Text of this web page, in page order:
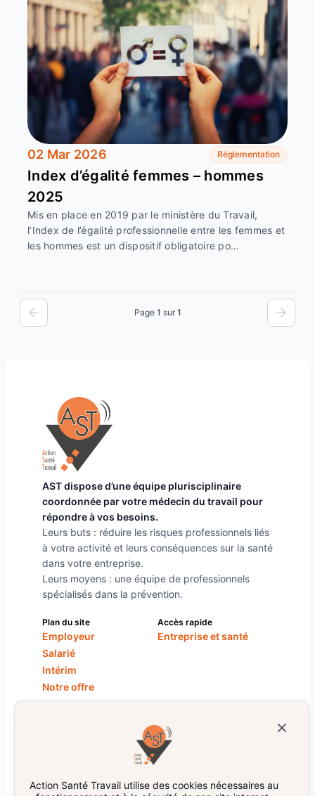
02 Mar 2026 Réglementation
Index d’égalité femmes – hommes
2025
Mis en place en 2019 par le ministère du Travail,
l’Index de l’égalité professionnelle entre les femmes et
les hommes est un dispositif obligatoire po…
Page 1 sur 1
AST dispose d’une équipe plurisciplinaire
coordonnée par votre médecin du travail pour
répondre à vos besoins.
Leurs buts : réduire les risques professionnels liés
à votre activité et leurs conséquences sur la santé
dans votre entreprise.
Leurs moyens : une équipe de professionnels
spécialisés dans la prévention.
Plan du site
Employeur
Salarié
Intérim
Notre offre
AST
Accès rapide
Entreprise et santé
Action Santé Travail utilise des cookies nécessaires au